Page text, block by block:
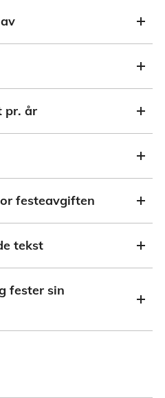
pr. år
festeavgiften
tekst
fester sin